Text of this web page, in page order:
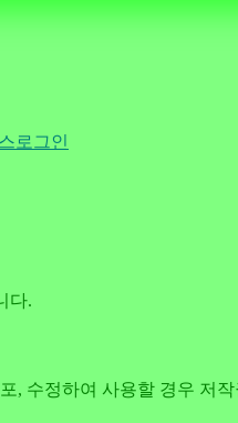
로그인
다.
, 수정하여 사용할 경우 저